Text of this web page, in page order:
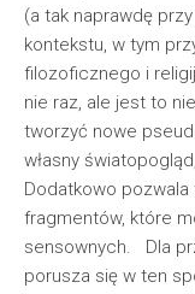
(a tak naprawdę
kontekstu, w tym
filozoficznego i
nie raz, ale jest to
tworzyć nowe
własny
Dodatkowo
fragmentów, które
sensownych. Dla
porusza się w ten